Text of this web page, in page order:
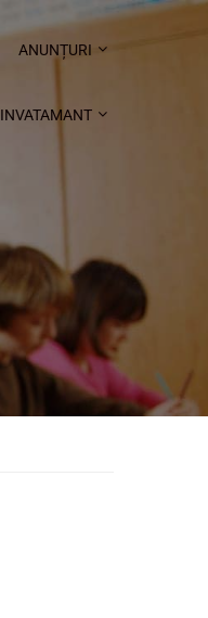
ANUNȚURI